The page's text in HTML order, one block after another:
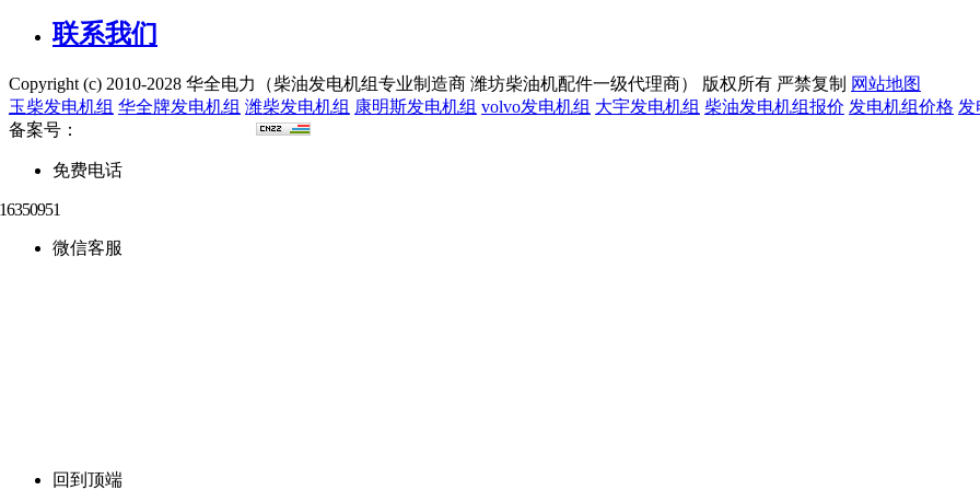
联系我们
Copyright (c) 2010-2028 华全电力（柴油发电机组专业制造商 潍坊柴油机配件一级代理商） 版权所有 严禁复制 网站地图
玉柴发电机组 华全牌发电机组 潍柴发电机组 康明斯发电机组 volvo发电机组 大宇发电机组 柴油发电机组报价 发电机组价格 发
备案号：
免费电话
微信客服
回到顶端